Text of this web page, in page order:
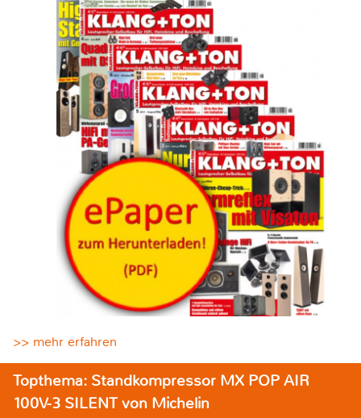
>> mehr erfahren
Topthema: Standkompressor MX POP AIR
100V-3 SILENT von Michelin